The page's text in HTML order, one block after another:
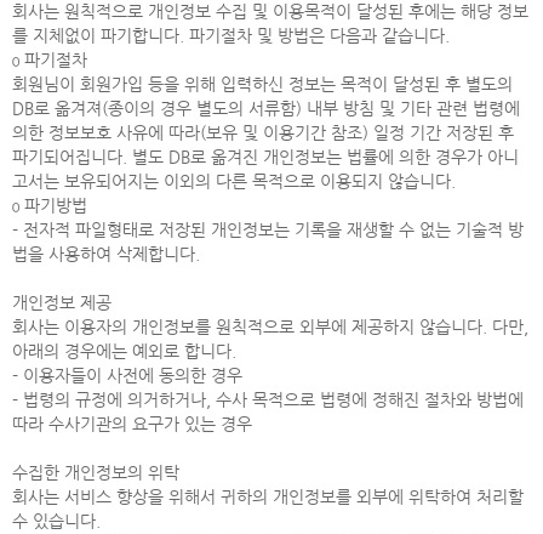
회사는 원칙적으로 개인정보 수집 및 이용목적이 달성된 후에는 해당 정보
를 지체없이 파기합니다. 파기절차 및 방법은 다음과 같습니다.
ο 파기절차
회원님이 회원가입 등을 위해 입력하신 정보는 목적이 달성된 후 별도의
DB로 옮겨져(종이의 경우 별도의 서류함) 내부 방침 및 기타 관련 법령에
의한 정보보호 사유에 따라(보유 및 이용기간 참조) 일정 기간 저장된 후
파기되어집니다. 별도 DB로 옮겨진 개인정보는 법률에 의한 경우가 아니
고서는 보유되어지는 이외의 다른 목적으로 이용되지 않습니다.
ο 파기방법
- 전자적 파일형태로 저장된 개인정보는 기록을 재생할 수 없는 기술적 방
법을 사용하여 삭제합니다.
개인정보 제공
회사는 이용자의 개인정보를 원칙적으로 외부에 제공하지 않습니다. 다만,
아래의 경우에는 예외로 합니다.
- 이용자들이 사전에 동의한 경우
- 법령의 규정에 의거하거나, 수사 목적으로 법령에 정해진 절차와 방법에
따라 수사기관의 요구가 있는 경우
수집한 개인정보의 위탁
회사는 서비스 향상을 위해서 귀하의 개인정보를 외부에 위탁하여 처리할
수 있습니다.